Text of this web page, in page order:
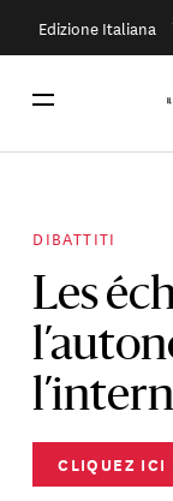
Edizione Italiana
DIBATTITI
Les
CLIQUEZ ICI